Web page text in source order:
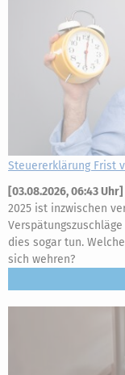
Steuererklärung Frist
[03.08.2026, 06:43 Uhr]
2025 ist inzwischen
dies sogar tun.
sich wehren?